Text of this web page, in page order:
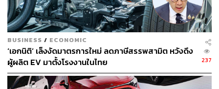
ปณชัย อารีเพิ่มพร
นักการตลาดผู้ฝักใฝ่ในแวดวงนวัตกรรมและ
เทคโนโลยี แต่บางทีก็เผลอมีใจให้วัฒนธรรม
POP อยู่ร่ำไป ใช้เวลาว่างไปกับการเสพศิลป์
และเฝ้ามองปรากฏการณ์ทางสังคม
BUSINESS / ECONOMIC
‘เอกนิติ’ เล็งงัดมาตรการใหม่ ลดภาษีสรรพสามิต หวังดึง
ผู้ผลิต EV มาตั้งโรงงานในไทย
237